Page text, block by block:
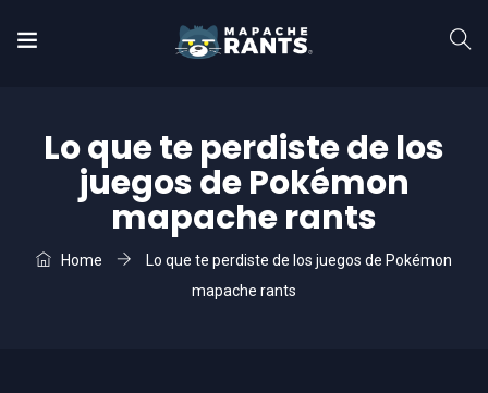
Lo que te perdiste de los
juegos de Pokémon
mapache rants
Home
Lo que te perdiste de los juegos de Pokémon
mapache rants